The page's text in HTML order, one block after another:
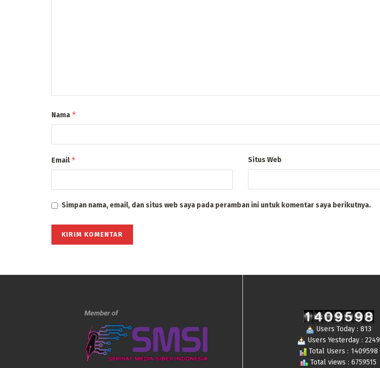
Nama *
Email* Situs Web
Simpan nama, email, dan situs web saya pada peramban ini untuk komentar saya berikutnya.
Users Today : 813
Users Yesterday : 2249
Total Users : 1409598
Total views : 6759515